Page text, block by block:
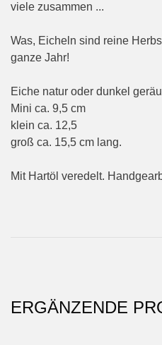
viele zusammen ...
Was, Eicheln sind reine
ganze Jahr!
Eiche natur oder dunkel
Mini ca. 9,5 cm
klein ca. 12,5
groß ca. 15,5 cm lang.
Mit Hartöl veredelt.
ERGÄNZENDE